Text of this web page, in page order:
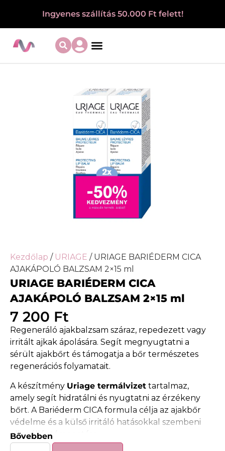
Ingyenes szállítás 50.000 Ft felett!
Kezdőlap / URIAGE / URIAGE BARIÉDERM CICA
AJAKÁPOLÓ BALZSAM 2×15 ml
URIAGE BARIÉDERM CICA
AJAKÁPOLÓ BALZSAM 2×15 ml
7 200 Ft
Regeneráló ajakbalzsam száraz, repedezett vagy
irritált ajkak ápolására. Segít megnyugtatni a
sérült ajakbőrt és támogatja a bőr természetes
regenerációs folyamatait.
A készítmény Uriage termálvizet tartalmaz,
amely segít hidratálni és nyugtatni az érzékeny
bőrt. A Bariéderm CICA formula célja az ajakbőr
védelme és a külső irritáló hatásokkal szembeni
ellenállás támogatása.
Bővebben